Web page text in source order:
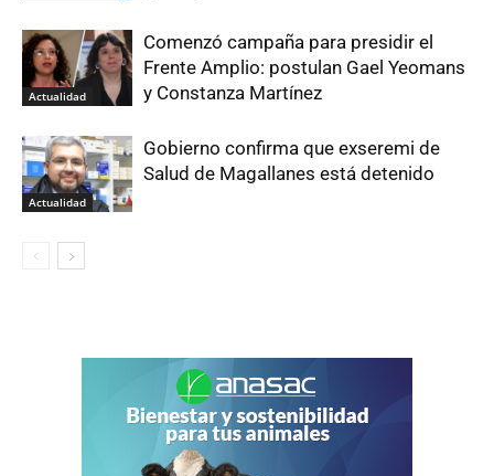
Actualidad
Comenzó campaña para presidir el
Frente Amplio: postulan Gael Yeomans
y Constanza Martínez
Actualidad
Gobierno confirma que exseremi de
Salud de Magallanes está detenido